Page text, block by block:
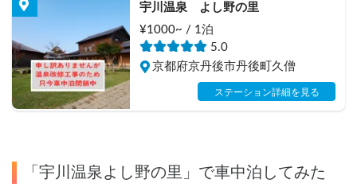
宇川温泉　よし野の里
¥1000~ / 1泊
5.0
京都府京丹後市丹後町久僧
ステーション詳細を見る
「宇川温泉よし野の里」で車中泊してみた